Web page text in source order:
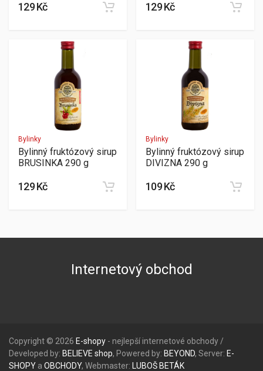
129 Kč 129 Kč
Bylinky
Bylinný fruktózový sirup
BRUSINKA 290 g
129 Kč
Bylinky
Bylinný fruktózový sirup
DIVIZNA 290 g
109 Kč
Internetový obchod
Copyright © 2026 E-shopy - nejlepší internetové obchody /
Developed by: BELIEVE shop, Powered by: BEYOND, Server: E-
SHOPY a OBCHODY, Webmaster: LUBOŠ BETÁK